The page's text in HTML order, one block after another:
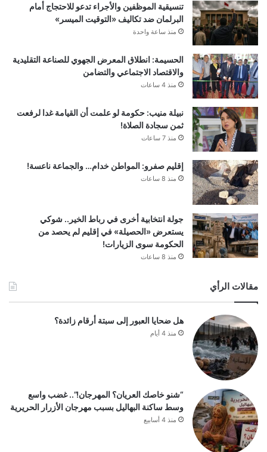
تنسيقية الموظفين والأجراء تدعو للاحتجاج أمام
البرلمان ضد تكاليف «التوقيت الميسر»
منذ ساعة واحدة
الحسيمة: انطلاق المعرض الجهوي للصناعة التقليدية
والاقتصاد الاجتماعي والتضامن
منذ 4 ساعات
نبيلة منيب: حكومة لو علمت أن القيامة غدا لرفعت
ثمن سجادة الصلاة!
منذ 7 ساعات
إقليم صفرو: المواطن خدام… والجماعة ناعسة!
منذ 8 ساعات
جولة انتخابية أخرى في رباط الخير.. شوكي
يستعرض «الحصيلة» في إقليم لم يحصد من
الحكومة سوى الزيارات!
منذ 8 ساعات
مقالات الرأي
هل ضحايا العبور إلى سبتة أرقام زائدة؟
منذ 4 أيام
“شنو خاصك العريان؟ المهرجان!”.. غضب واسع
وسط ساكنة البهاليل بسبب مهرجان الأزرار الحريرية
منذ 4 أسابيع